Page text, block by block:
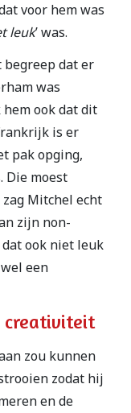
voor hem was
leuk’ was.
dat er
was
ook dat dit
is er
pak opging,
Die moest
Mitchel echt
zijn non-
ook niet leuk
een
creativiteit
zou kunnen
zodat hij
en de